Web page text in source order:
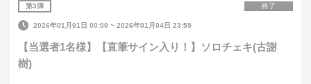
第3弾 終了
2026年01月01日 00:00 ~2026年01月04日 23:59
【当選者1名様】【直筆サイン入り！】ソロチェキ(古謝
樹)